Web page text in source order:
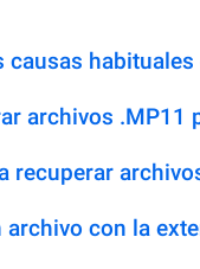
causas
archivos .MP11
recuperar
archivo con la